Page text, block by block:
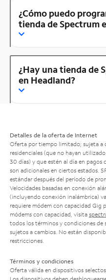
¿Cómo puedo
tienda de Spectrum
¿Hay una tienda de
en Headland?
Detalles de la oferta de Internet
Oferta por tiempo limitado; sujeta a
residenciales (que no hayan
30 días) y que estén al día en pagos
son adicionales en ciertos estados.
estándar después del período de
Velocidades basadas en conexión
(incluyendo conexión inalámbrica)
requiere módem con capacidad Gig
módems con capacidad, visita
todos los términos y condiciones de
sujetos a cambios. No están
restricciones.
Términos y condiciones
Oferta válida en dispositivos